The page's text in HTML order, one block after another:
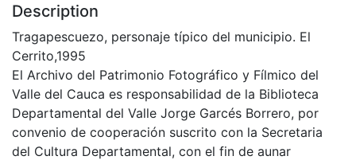
Description
Tragapescuezo, personaje típico del municipio. El
Cerrito,1995
El Archivo del Patrimonio Fotográfico y Fílmico del
Valle del Cauca es responsabilidad de la Biblioteca
Departamental del Valle Jorge Garcés Borrero, por
convenio de cooperación suscrito con la Secretaria
del Cultura Departamental, con el fin de aunar